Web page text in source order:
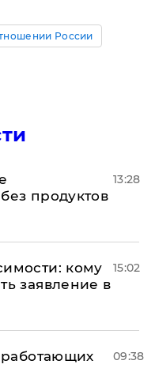
России
продуктов
13:28
кому
заявление в
15:02
работающих
09:38